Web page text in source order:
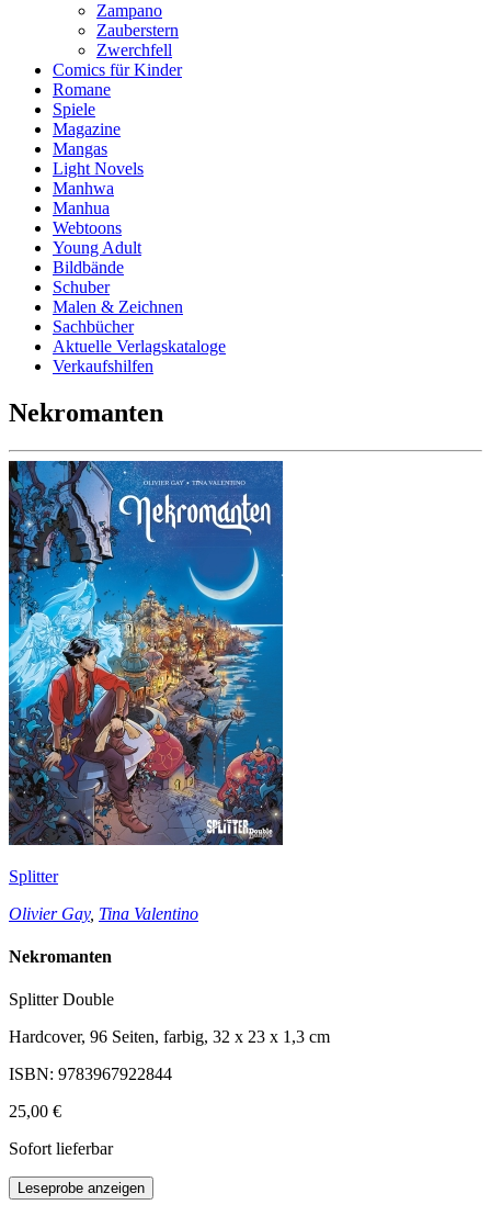
Zampano
Zauberstern
Zwerchfell
Comics für Kinder
Romane
Spiele
Magazine
Mangas
Light Novels
Manhwa
Manhua
Webtoons
Young Adult
Bildbände
Schuber
Malen & Zeichnen
Sachbücher
Aktuelle Verlagskataloge
Verkaufshilfen
Nekromanten
Splitter
Olivier Gay, Tina Valentino
Nekromanten
Splitter Double
Hardcover, 96 Seiten, farbig, 32 x 23 x 1,3 cm
ISBN: 9783967922844
25,00 €
Sofort lieferbar
Leseprobe anzeigen